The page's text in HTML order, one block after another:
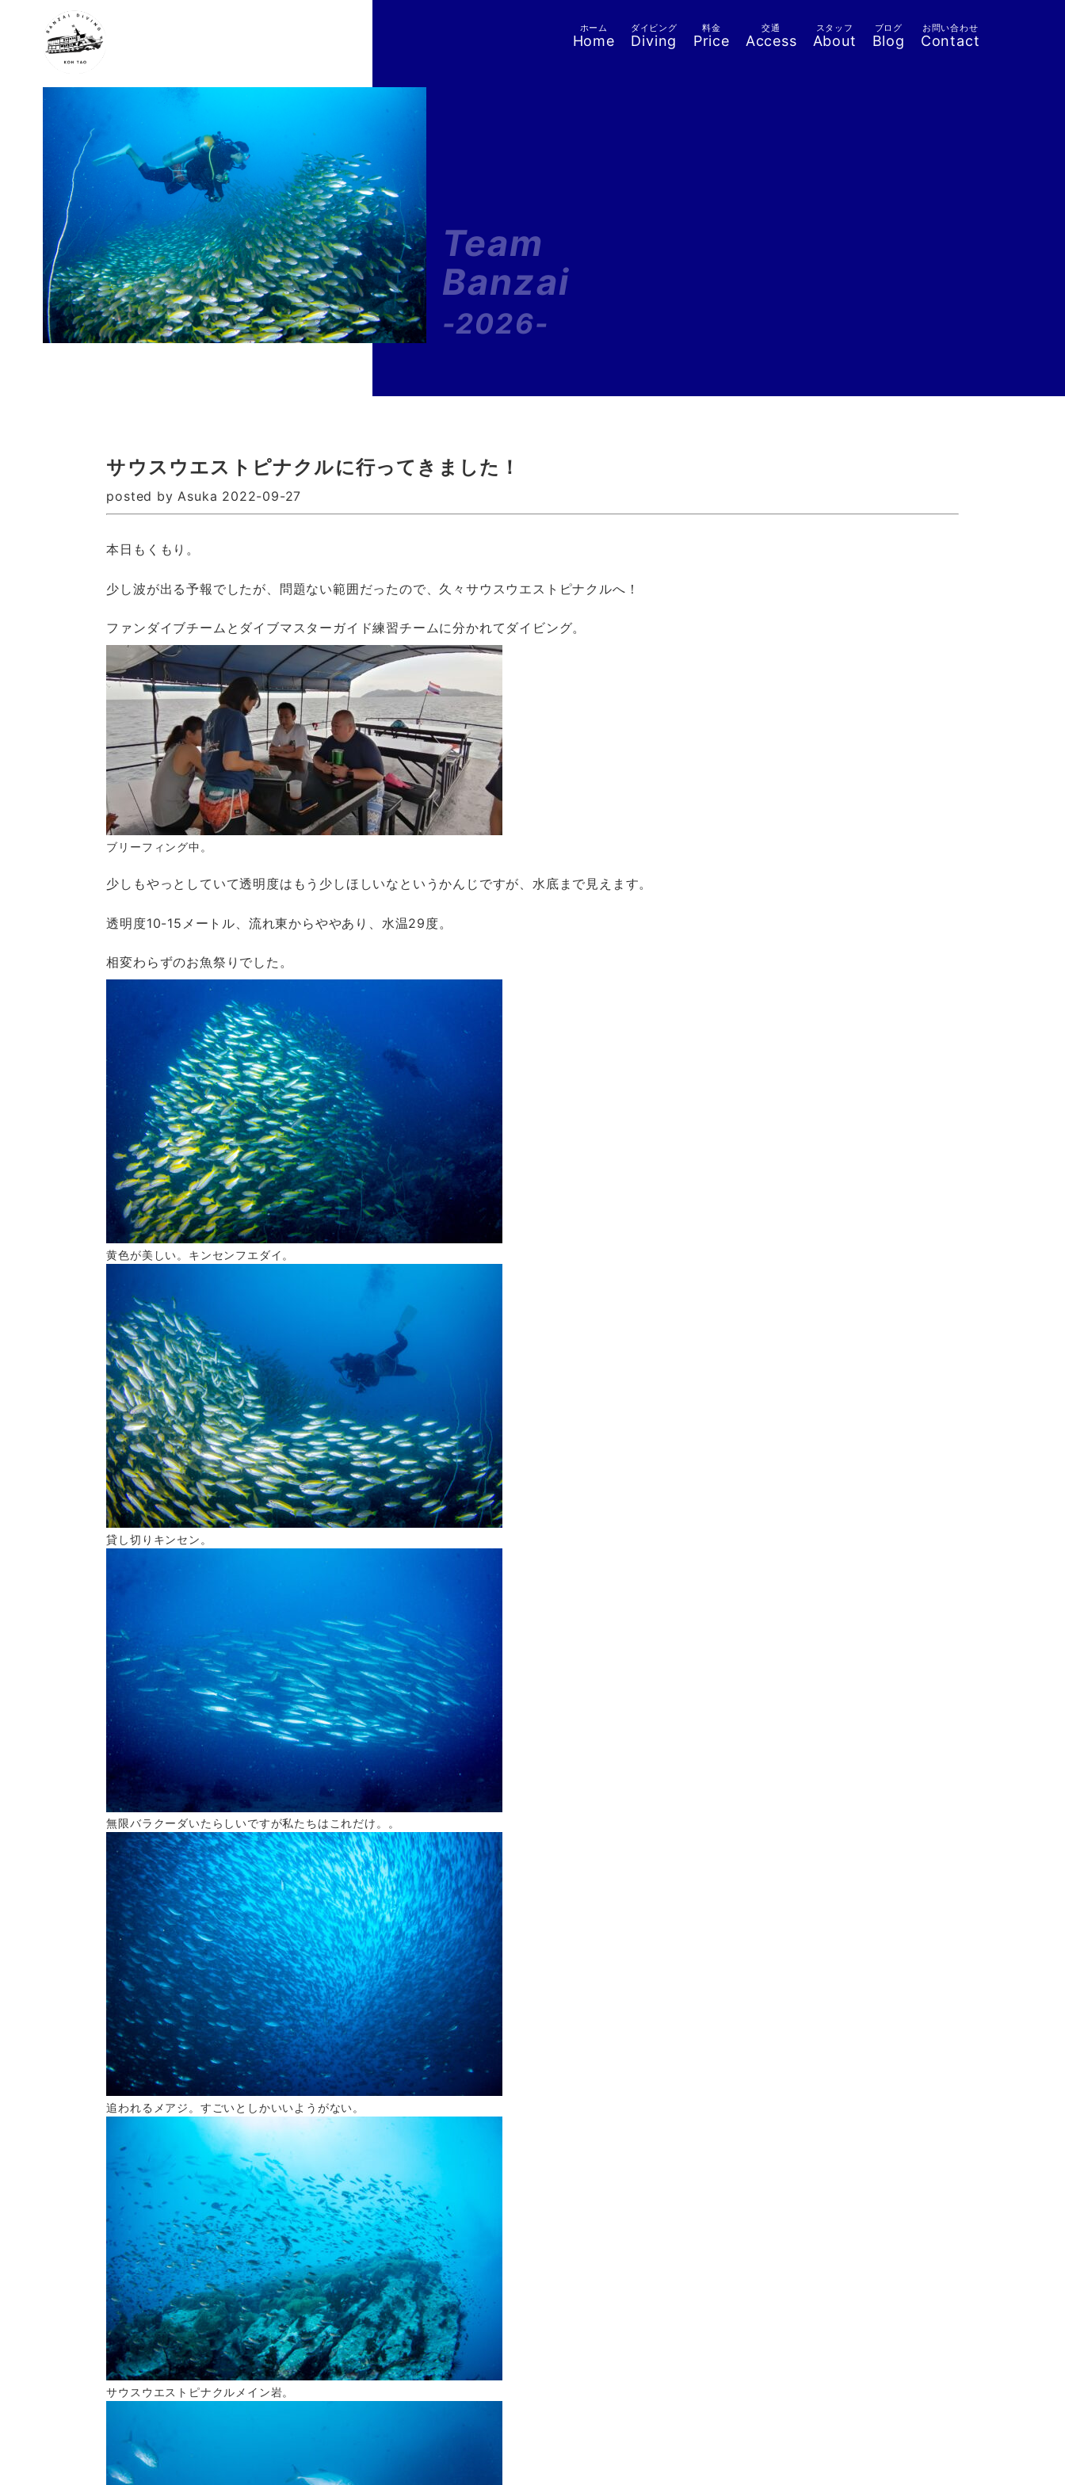
ホーム
Home
ダイビング
Diving
料金
Price
交通
Access
スタッフ
About
ブログ
Blog
お問い合わせ
Contact
Team
Banzai
-2026-
サウスウエストピナクルに行ってきました！
posted by Asuka 2022-09-27
本日もくもり。
少し波が出る予報でしたが、問題ない範囲だったので、久々サウスウエストピナクルへ！
ファンダイブチームとダイブマスターガイド練習チームに分かれてダイビング。
ブリーフィング中。
少しもやっとしていて透明度はもう少しほしいなというかんじですが、水底まで見えます。
透明度10-15メートル、流れ東からややあり、水温29度。
相変わらずのお魚祭りでした。
黄色が美しい。キンセンフエダイ。
貸し切りキンセン。
無限バラクーダいたらしいですが私たちはこれだけ。。
追われるメアジ。すごいとしかいいようがない。
サウスウエストピナクルメイン岩。